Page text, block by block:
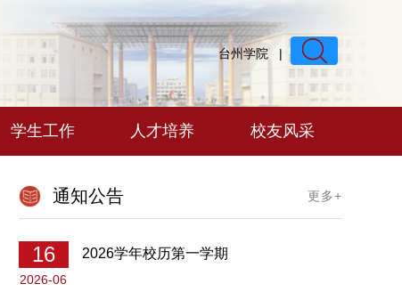
台州学院 |
学生工作 人才培养 校友风采
2026-07
更多+
通知公告
16
2026-06
2026学年校历第一学期